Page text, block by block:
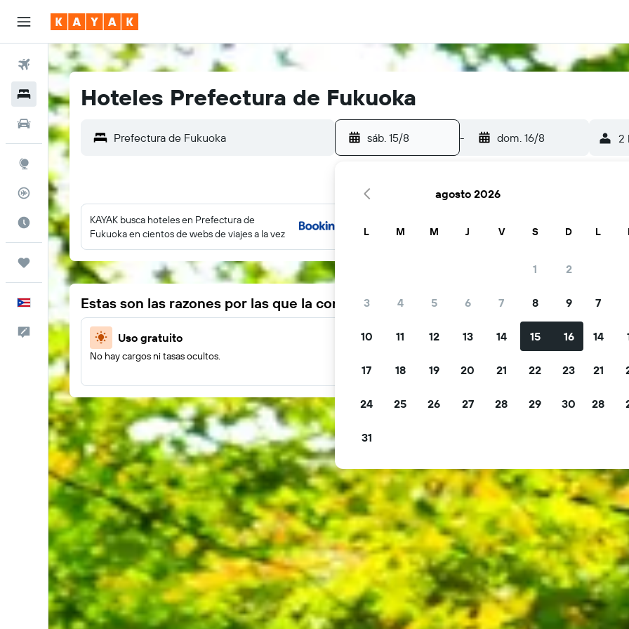
Vuelos
Hoteles
Autos
Explore
Rastreador
Cuándo ir
Trips
Español
Comentarios
Hoteles Prefectura de Fukuoka
sáb. 15/8 - dom. 16/8 2
KAYAK busca hoteles en Prefectura de
Fukuoka en cientos de webs de viajes a la vez
Estas son las razones por las que la comunidad viajera elige KAYAK
Uso gratuito
No hay cargos ni tasas ocultos.
Flitra tus ofertas
agosto 2026
L M M J V S D
1 2
3 4 5 6 7 8 9
10 11 12 13 14 15 16
17 18 19 20 21 22 23
24 25 26 27 28 29 30
31
L
7
14
21
28